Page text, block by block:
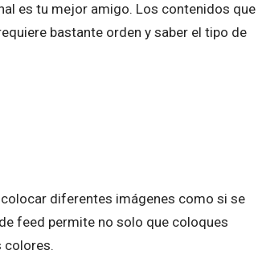
es tu mejor amigo. Los contenidos que
bastante orden y saber el tipo de
diferentes imágenes como si se
feed permite no solo que coloques
colores.